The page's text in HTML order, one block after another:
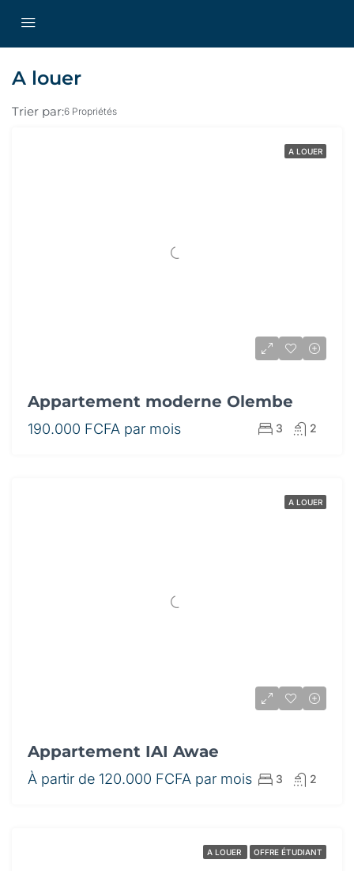
A louer
6 Propriétés
Trier par:
A LOUER
Appartement moderne Olembe
190.000 FCFA par mois 3 2
A LOUER
Appartement IAI Awae
À partir de 120.000 FCFA par mois 3 2
A LOUER OFFRE ÉTUDIANT